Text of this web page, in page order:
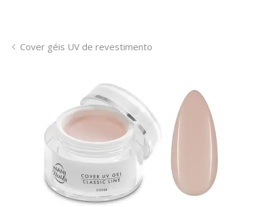
Cover géis UV de revestimento